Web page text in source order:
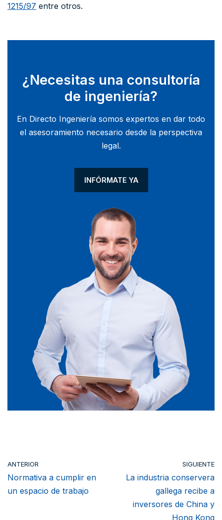
1215/97 entre otros.
¿Necesitas una consultoría
de ingeniería?
En Directo Ingeniería somos expertos en dar todo
el asesoramiento necesario desde la perspectiva
legal.
INFÓRMATE YA
ANTERIOR
Normativa a cumplir en
un espacio de trabajo
SIGUIENTE
La industria conservera
gallega recibe a
inversores de China y
Hong Kong